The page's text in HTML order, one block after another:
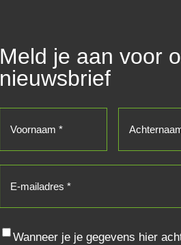
Meld je aan voor
nieuwsbrief
Consent
Wanneer je je gegevens hier